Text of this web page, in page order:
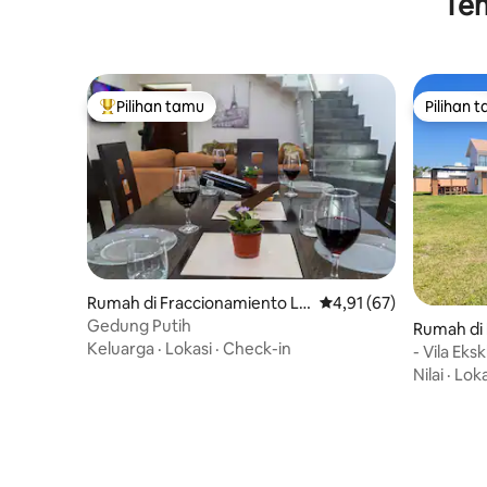
Pilihan tamu terpopuler
Pilihan tamu
Rumah di Fraccionamiento Lo
mas de la Rioja
Nilai rata-rata 4,91
4,91 (67)
Gedung Putih
Keluarga · Lokasi · Check-in
Pilihan
Pilihan
Rumah di
- Vila
yang
Nilai ·